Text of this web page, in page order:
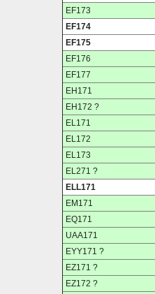
EF173
EF174
EF175
EF176
EF177
EH171
EH172 ?
EL171
EL172
EL173
EL271 ?
ELL171
EM171
EQ171
UAA171
EYY171 ?
EZ171 ?
EZ172 ?